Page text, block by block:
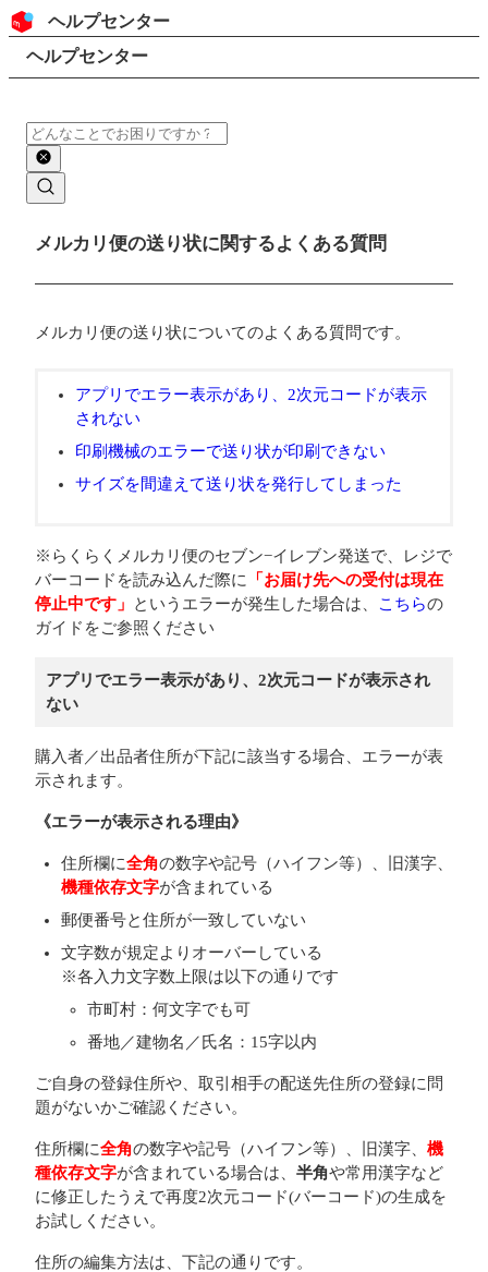
コンテンツにスキップ
ヘッダー
ヘルプセンター
検索
パンくずリスト
ヘルプセンター
検索
メインコンテンツ
メルカリ便の送り状に関するよくある質問
メルカリ便の送り状についてのよくある質問です。
アプリでエラー表示があり、2次元コードが表示
されない
印刷機械のエラーで送り状が印刷できない
サイズを間違えて送り状を発行してしまった
※らくらくメルカリ便のセブン−イレブン発送で、レジで
バーコードを読み込んだ際に
「お届け先への受付は現在
停止中です」
というエラーが発生した場合は、 こちらの
ガイドをご参照ください
アプリでエラー表示があり、2次元コードが表示され
ない
購入者／出品者住所が下記に該当する場合、エラーが表
示されます。
《エラーが表示される理由》
住所欄に全角の数字や記号（ハイフン等）、旧漢字、
機種依存文字が含まれている
郵便番号と住所が一致していない
文字数が規定よりオーバーしている
※各入力文字数上限は以下の通りです
市町村：何文字でも可
番地／建物名／氏名：15字以内
ご自身の登録住所や、取引相手の配送先住所の登録に問
題がないかご確認ください。
住所欄に全角の数字や記号（ハイフン等）、旧漢字、 機
種依存文字が含まれている場合は、 半角や常用漢字など
に修正したうえで再度2次元コード(バーコード)の生成を
お試しください。
住所の編集方法は、下記の通りです。